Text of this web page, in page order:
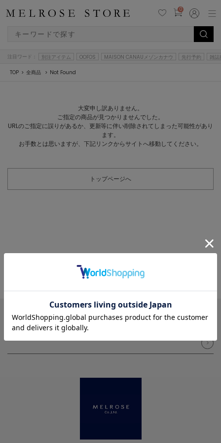
0
注目ワード： 別注アイテム OOFOS MAISON CANAUメゾンカナウ 先行予約 雑誌
TOP 全商品 Not Found
大変申し訳ありません。
ご指定の商品が見つかりませんでした。
URLのご指定に誤りがあるか、更新等に伴い削除されてしまった可能性があり
ます。
お手数とは思いますが、下記リンクからサイトへ移動してください。
トップページへ
NEWSLETTER メルマガ登録